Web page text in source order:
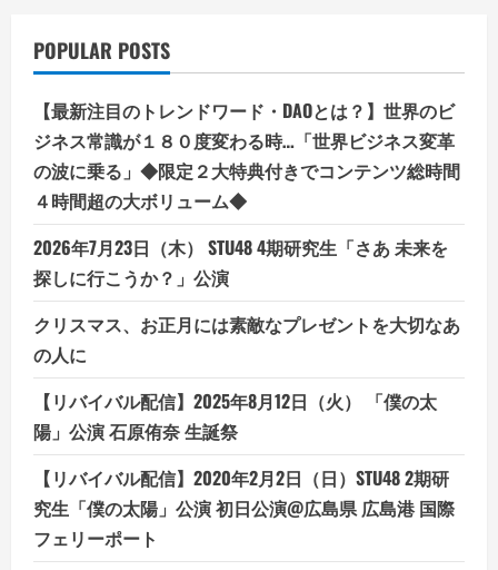
さ
ま
で
周
年！
喜
多
方
ラ
ー
メ
ン
一
杯
の
幸
せ
POPULAR POSTS
【最新注目のトレンドワード・DAOとは？】世界のビ
ジネス常識が１８０度変わる時…「世界ビジネス変革
の波に乗る」◆限定２大特典付きでコンテンツ総時間
４時間超の大ボリューム◆
2026年7月23日（木） STU48 4期研究生「さあ 未来を
探しに行こうか？」公演
クリスマス、お正月には素敵なプレゼントを大切なあ
の人に
【リバイバル配信】2025年8月12日（火） 「僕の太
陽」公演 石原侑奈 生誕祭
【リバイバル配信】2020年2月2日（日）STU48 2期研
究生「僕の太陽」公演 初日公演@広島県 広島港 国際
フェリーポート